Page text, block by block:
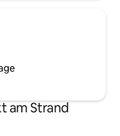
am Strand